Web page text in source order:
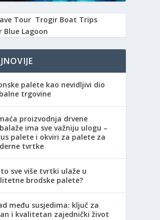
Tour Trogir Boat Trips
Blue Lagoon
palete kao nevidljivi dio
trgovine
proizvodnja drvene
ima sve važniju ulogu –
palete i okviri za palete za
tvrtke
sve više tvrtki ulaže u
brodske palete?
među susjedima: ključ za
i kvalitetan zajednički život